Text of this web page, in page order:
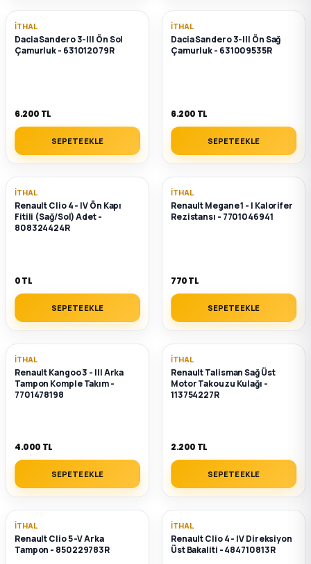
İTHAL
Dacia Sandero 3-III Ön Sol
Çamurluk - 631012079R
6.200 TL
SEPETE EKLE
İTHAL
Dacia Sandero 3-III Ön Sağ
Çamurluk - 631009535R
6.200 TL
SEPETE EKLE
İTHAL
Renault Clio 4 - IV Ön Kapı
Fitili (Sağ/Sol) Adet -
808324424R
0 TL
SEPETE EKLE
İTHAL
Renault Megane 1 - I Kalorifer
Rezistansı - 7701046941
770 TL
SEPETE EKLE
İTHAL
Renault Kangoo 3 - III Arka
Tampon Komple Takım -
7701478198
4.000 TL
SEPETE EKLE
İTHAL
Renault Talisman Sağ Üst
Motor Takouzu Kulağı -
113754227R
2.200 TL
SEPETE EKLE
İTHAL
Renault Clio 5 -V Arka
Tampon - 850229783R
İTHAL
Renault Clio 4 - IV Direksiyon
Üst Bakaliti - 484710813R